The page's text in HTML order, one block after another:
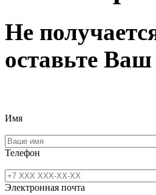
Не
оставьте
Имя
Телефон
Электронная почта